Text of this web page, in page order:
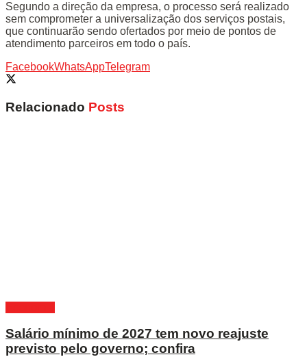
Segundo a direção da empresa, o processo será realizado
sem comprometer a universalização dos serviços postais,
que continuarão sendo ofertados por meio de pontos de
atendimento parceiros em todo o país.
FacebookWhatsAppTelegram
Relacionado Posts
Salário mínimo de 2027 tem novo reajuste
previsto pelo governo; confira